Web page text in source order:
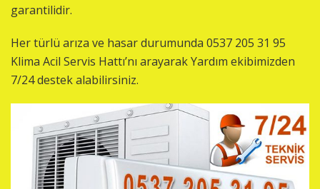
garantilidir.
Her türlü arıza ve hasar durumunda 0537 205 31 95
Klima Acil Servis Hattı’nı arayarak Yardım ekibimizden
7/24 destek alabilirsiniz.